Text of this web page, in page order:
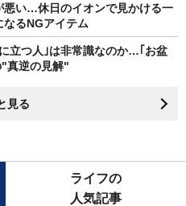
悪い…休日のイオンで見かける一
なるNGアイテム
立つ人｣は非常識なのか…｢お盆
真逆の見解"
見る
ライフの
人気記事